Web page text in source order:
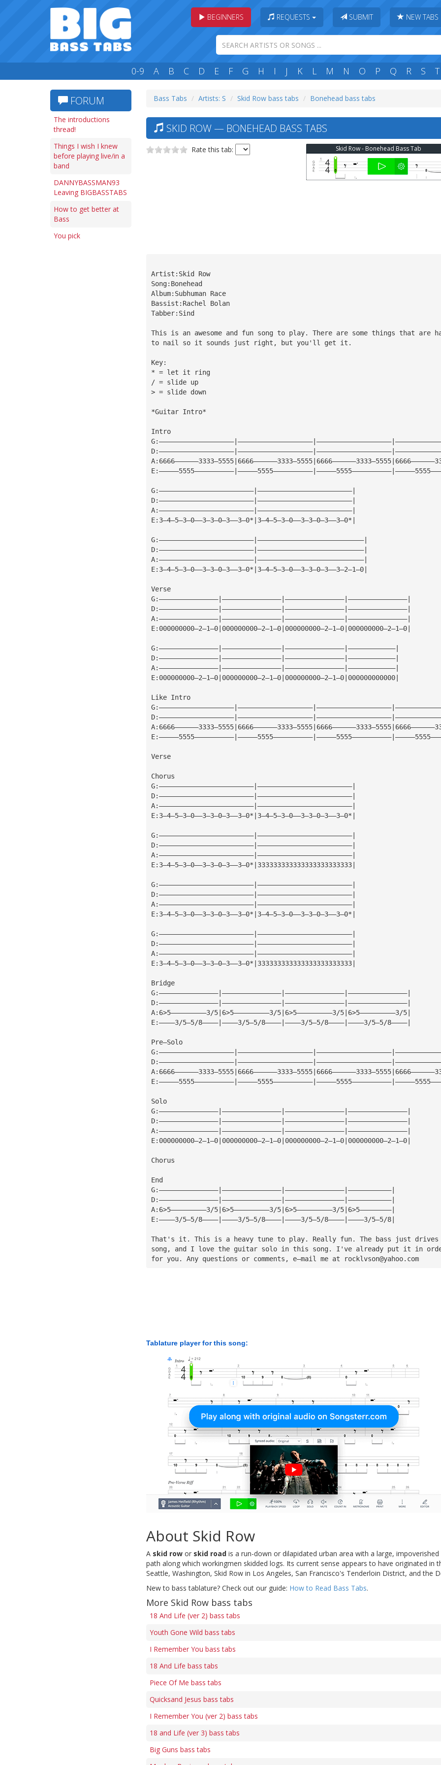
BEGINNERS REQUESTS SUBMIT NEW TABS
0-9 A B C D E F G H I J K L M N O P Q R S T
FORUM
The introductions
thread!
Things I wish I knew
before playing live/in a
band
DANNYBASSMAN93
Leaving BIGBASSTABS
How to get better at
Bass
You pick
Bass Tabs Artists: S Skid Row bass tabs Bonehead bass tabs
SKID ROW — BONEHEAD BASS TABS
Rate this tab: Skid Row - Bonehead Bass Tab
Artist:Skid Row
Song:Bonehead
Album:Subhuman Race
Bassist:Rachel Bolan
Tabber:Sind
This is an awesome and fun song to play. There are some things that are
to nail so it sounds just right, but you'll get it.
Key:
* = let it ring
/ = slide up
> = slide down
*Guitar Intro*
Intro
G:————————————————————————|————————————————————————|
D:————————————————————————|————————————————————————|
A:————————————————————————|————————————————————————|
E:3—4—5—3—0——3—3—0—3——3—0*|3—4—5—3—0——3—3—0—3——3—0*|
G:————————————————————————|———————————————————————————|
D:————————————————————————|———————————————————————————|
A:————————————————————————|———————————————————————————|
E:3—4—5—3—0——3—3—0—3——3—0*|3—4—5—3—0——3—3—0—3——3—2—1—0|
Verse
G:———————————————|———————————————|———————————————|———————————————|
D:———————————————|———————————————|———————————————|———————————————|
A:———————————————|———————————————|———————————————|———————————————|
E:000000000—2—1—0|000000000—2—1—0|000000000—2—1—0|000000000—2—1—0|
G:———————————————|———————————————|———————————————|————————————|
D:———————————————|———————————————|———————————————|————————————|
A:———————————————|———————————————|———————————————|————————————|
E:000000000—2—1—0|000000000—2—1—0|000000000—2—1—0|000000000000|
Like Intro
Verse
Chorus
G:————————————————————————|————————————————————————|
D:————————————————————————|————————————————————————|
A:————————————————————————|————————————————————————|
E:3—4—5—3—0——3—3—0—3——3—0*|3—4—5—3—0——3—3—0—3——3—0*|
G:————————————————————————|————————————————————————|
D:————————————————————————|————————————————————————|
A:————————————————————————|————————————————————————|
E:3—4—5—3—0——3—3—0—3——3—0*|333333333333333333333333|
G:————————————————————————|————————————————————————|
D:————————————————————————|————————————————————————|
A:————————————————————————|————————————————————————|
E:3—4—5—3—0——3—3—0—3——3—0*|3—4—5—3—0——3—3—0—3——3—0*|
G:————————————————————————|————————————————————————|
D:————————————————————————|————————————————————————|
A:————————————————————————|————————————————————————|
E:3—4—5—3—0——3—3—0—3——3—0*|333333333333333333333333|
Bridge
G:———————————————|———————————————|———————————————|———————————————|
D:———————————————|———————————————|———————————————|———————————————|
A:6>5—————————3/5|6>5—————————3/5|6>5—————————3/5|6>5—————————3/5|
E:————3/5—5/8————|————3/5—5/8————|————3/5—5/8————|————3/5—5/8————|
Pre—Solo
Solo
G:———————————————|———————————————|———————————————|———————————————|
D:———————————————|———————————————|———————————————|———————————————|
A:———————————————|———————————————|———————————————|———————————————|
E:000000000—2—1—0|000000000—2—1—0|000000000—2—1—0|000000000—2—1—0|
Chorus
End
G:———————————————|———————————————|———————————————|———————————|
D:———————————————|———————————————|———————————————|———————————|
A:6>5—————————3/5|6>5—————————3/5|6>5—————————3/5|6>5————————|
E:————3/5—5/8————|————3/5—5/8————|————3/5—5/8————|————3/5—5/8|
That's it. This is a heavy tune to play. Really fun. The bass just drives
song, and I love the guitar solo in this song. I've already put it in
for you. Any questions or comments, e—mail me at
rocklvson@yahoo.com
Tablature player for this song:
About Skid Row
A skid row or skid road is a run-down or dilapidated urban area with a large,
path along which workingmen skidded logs. Its current sense appears to have originated in
Seattle, Washington, Skid Row in Los Angeles, San Francisco's Tenderloin District, and the
New to bass tablature? Check out our guide: How to Read Bass Tabs.
More Skid Row bass tabs
18 And Life (ver 2) bass tabs
Youth Gone Wild bass tabs
I Remember You bass tabs
18 And Life bass tabs
Piece Of Me bass tabs
Quicksand Jesus bass tabs
I Remember You (ver 2) bass tabs
18 and Life (ver 3) bass tabs
Big Guns bass tabs